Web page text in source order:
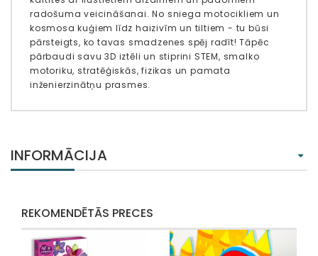
radošuma veicināšanai. No sniega motocikliem un
kosmosa kuģiem līdz haizivīm un tiltiem - tu būsi
pārsteigts, ko tavas smadzenes spēj radīt! Tāpēc
pārbaudi savu 3D iztēli un stiprini STEM, smalko
motoriku, stratēģiskās, fizikas un pamata
inženierzinātņu prasmes.
INFORMĀCIJA
REKOMENDĒTĀS PRECES